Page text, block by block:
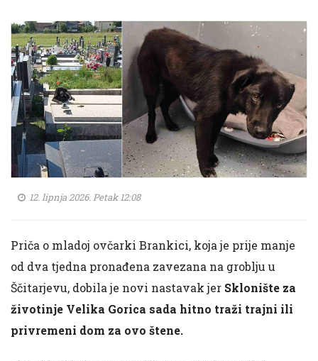
12. lipnja 2026. Petak 12:08
Priča o mladoj ovčarki Brankici, koja je prije manje
od dva tjedna pronađena zavezana na groblju u
Ščitarjevu, dobila je novi nastavak jer Sklonište za
životinje Velika Gorica sada hitno traži trajni ili
privremeni dom za ovo štene.